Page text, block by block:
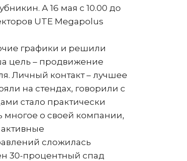
А 16 мая с 10.00 до
UTE Megapolus
графики и решили
цель – продвижение
Личный контакт – лучшее
на стендах, говорили с
стало практически
о своей компании,
сложилась
30-процентный спад